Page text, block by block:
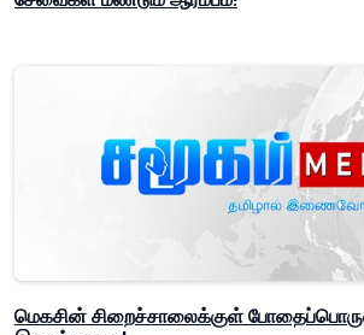
மெகசின் சிறைச்சாலைக்குள்